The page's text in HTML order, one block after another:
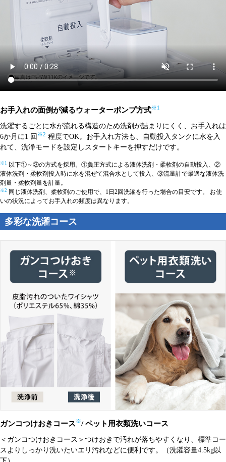
お手入れの面倒が減るウォーターポンプ方式※1
洗濯するごとに水が流れる構造のため洗剤が詰まりにくく、お手入れは
6か月に1 回 ※2 程度でOK。お手入れ方法も、自動投入タンクに水を入
れて、洗浄モードを設定しスタートキーを押すだけです。
※1
以下①～③の方式を採用。①負圧方式による液体洗剤・柔軟剤の自動投入、②
液体洗剤・柔軟剤投入時に水を混ぜて混合水として投入、③流量計で最適な液体洗
剤量・柔軟剤量を計量。
※2 同じ液体洗剤、柔軟剤のご使用で、1日2回洗濯を行った場合の目安です。 お使
いの状況によってお手入れの頻度は異なります。
多彩な洗濯コース
ガンコつけおきコース※/ ペット用衣類洗いコース
＜ガンコつけおきコース＞つけおきで汚れが落ちやすくなり、標準コー
スよりしっかり洗いたいエリ汚れなどに便利です。（洗濯容量4.5kg以